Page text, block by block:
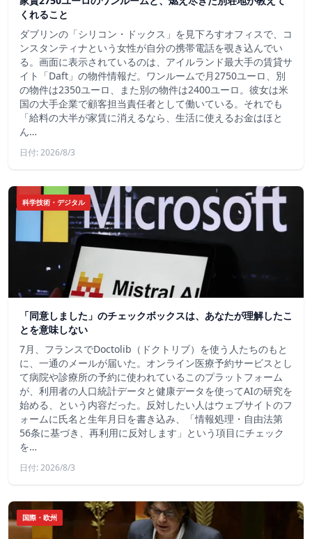
くれること
ダブリンの「シリコン・ドックス」を見下ろすオフィスで、コ
ンスタンティナという女性が自分の携帯電話を覗き込んでい
る。画面に表示されているのは、アイルランド最大手の賃貸サ
イト「Daft」の物件情報だ。ワンルームで月2750ユーロ、別
の物件は2350ユーロ、また別の物件は2400ユーロ。彼女は米
国の大手企業で顧客担当責任者として働いている。それでも
「給料の大半が家賃に消えるなら、生活に使えるお金はほと
ん…
日付: 2026/8/3
科学技術・デジタル
「同意しました」のチェックボックスは、あなたが理解したこ
とを意味しない
7月、フランスでDoctolib（ドクトリブ）を使う人たちのもと
に、一通のメールが届いた。オンライン医療予約サービスとし
て病院や診療所の予約に使われているこのプラットフォーム
が、利用者の人口統計データと健康データを使ってAIの研究を
始める、という内容だった。反対したい人はウェブサイトのフ
ォームに氏名と生年月日を書き込み、「情報処理・自由法第
56条に基づき、再利用に反対します」という項目にチェック
を…
日付: 2026/8/3
国際・欧州